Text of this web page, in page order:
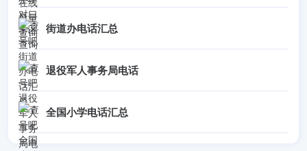
回复
7（或者+82-07、00827、008207）开头，就是通过韩国的网
络电话(VoIP)拨打过来的，具体来源还无法查出。--Double
2016年3月20日 (日) 19:08 (CST)
821091368125 查询手机位置
--匿名用户 2016年4月20日 (三) 06:52 (CST)
留言： 821091368125 是韩国那的手机
街道办电话汇总
退役军人事务局电话
全国小学电话汇总